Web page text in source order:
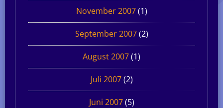
November 2007(1)
September 2007(2)
August 2007(1)
Juli 2007(2)
Juni 2007(5)